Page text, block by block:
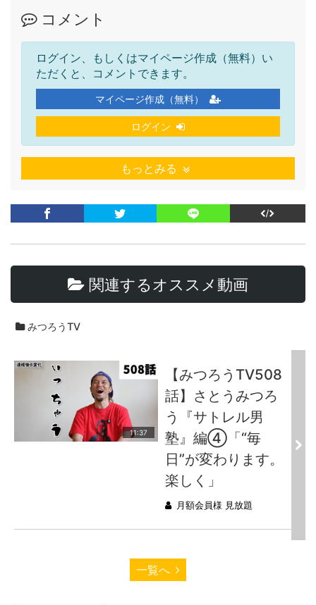
コメント
ログイン、もしくはマイページ作成（無料）い
ただくと、コメントできます。
マイページ作成（無料）
ログイン
もっとみる
関連するオススメ動画
みつろうTV
11:37
【みつろうTV508
話】さとうみつろ
う『サトレル男
塾』編④「“毎
日”が変わります。
楽しく」
月額会員様 見放題
一覧へ